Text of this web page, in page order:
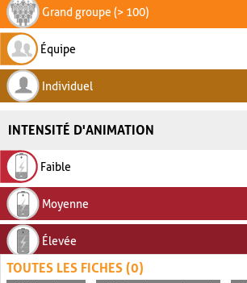
Grand groupe (> 100)
Équipe
Individuel
INTENSITÉ D'ANIMATION
Faible
Moyenne
Élevée
TOUTES LES FICHES (0)